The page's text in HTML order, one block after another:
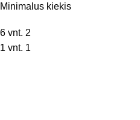
Minimalus kiekis
6 vnt. 2
1 vnt. 1